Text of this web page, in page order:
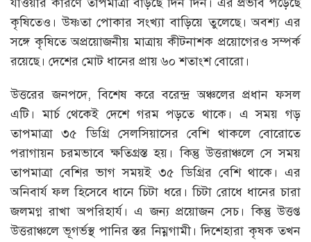
কৃষিতেও। উষ্ণতা পোকার সংখ্যা বাড়িয়ে তুলেছে। অবশ্য এর
সঙ্গে কৃষিতে অপ্রয়োজনীয় মাত্রায় কীটনাশক প্রয়োগেরও সম্পর্ক
রয়েছে। দেশের মোট ধানের প্রায় ৬০ শতাংশ বোরো।
উত্তরের জনপদে, বিশেষ করে বরেন্দ্র অঞ্চলের প্রধান ফসল
এটি। মার্চ থেকেই দেশে গরম পড়তে থাকে। এ সময় গড়
তাপমাত্রা ৩৫ ডিগ্রি সেলসিয়াসের বেশি থাকলে বোরোতে
পরাগায়ন চরমভাবে ক্ষতিগ্রস্ত হয়। কিন্তু উত্তরাঞ্চলে সে সময়
তাপমাত্রা বেশির ভাগ সময়ই ৩৫ ডিগ্রির বেশি থাকে। এর
অনিবার্য ফল হিসেবে ধানে চিটা ধরে। চিটা রোধে ধানের চারা
জলমগ্ন রাখা অপরিহার্য। এ জন্য প্রয়োজন সেচ। কিন্তু উত্তপ্ত
উত্তরাঞ্চলে ভূগর্ভস্থ পানির স্তর নিম্নগামী। দিশেহারা কৃষক তখন